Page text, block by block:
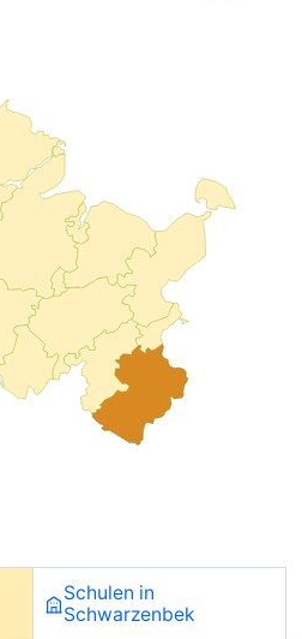
Schulen in
Schwarzenbek